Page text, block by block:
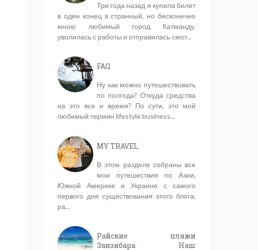
Три года назад я купила билет
в один конец в странный, но бесконечно
мною любимый город Катманду,
уволилась с работы и отправилась смот...
FAQ
Ну как можно путешествовать
по полгода? Откуда средства
на это все и время? По сути, это мой
любимый термин lifestyle business...
MY TRAVEL
В этом разделе собраны все
мои путешествия по Азии,
Южной Америке и Украине с самого
первого дня существования этого блога,
ра...
Райские пляжи
Занзибара. Наш